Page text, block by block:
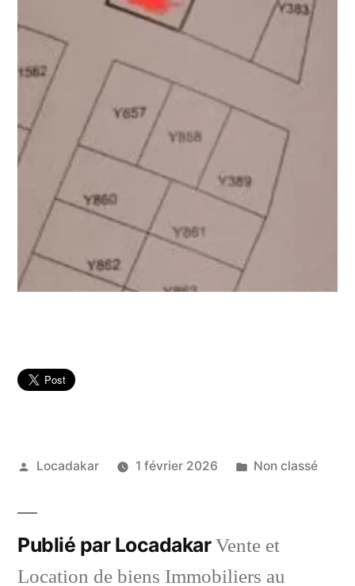
Publié
Locadakar 1 février 2026
Publié
Non classé
Publié par LocadakarVente et
Location de biens Immobiliers au